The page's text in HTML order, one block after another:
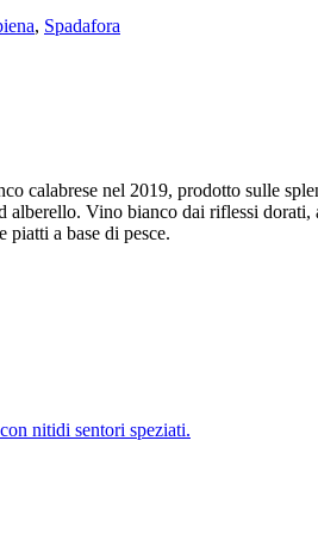
, Spadafora
calabrese nel 2019, prodotto sulle
Vino bianco dai riflessi dorati,
piatti a base di pesce.
nitidi sentori speziati.